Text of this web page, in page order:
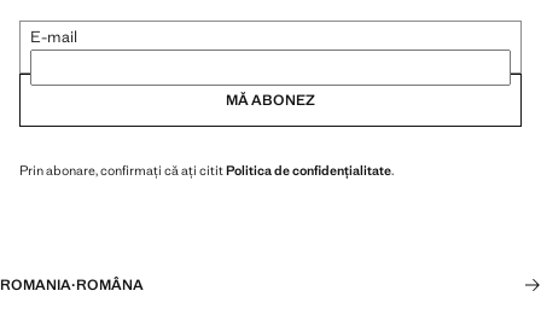
E-mail
MĂ ABONEZ
Prin abonare, confirmați că ați cititPolitica de confidențialitate.
ROMANIA·ROMÂNA